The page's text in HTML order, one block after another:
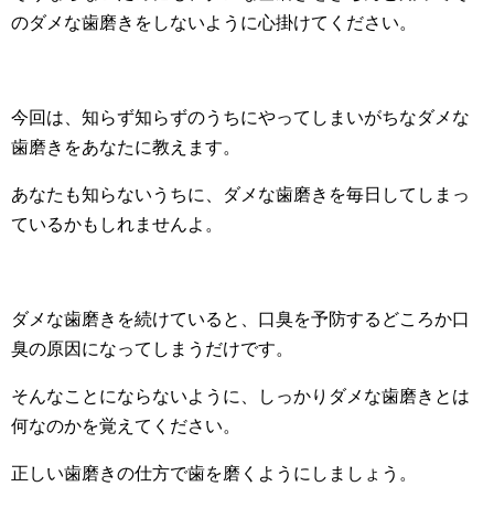
のダメな歯磨きをしないように心掛けてください。
今回は、知らず知らずのうちにやってしまいがちなダメな
歯磨きをあなたに教えます。
あなたも知らないうちに、ダメな歯磨きを毎日してしまっ
ているかもしれませんよ。
ダメな歯磨きを続けていると、口臭を予防するどころか口
臭の原因になってしまうだけです。
そんなことにならないように、しっかりダメな歯磨きとは
何なのかを覚えてください。
正しい歯磨きの仕方で歯を磨くようにしましょう。